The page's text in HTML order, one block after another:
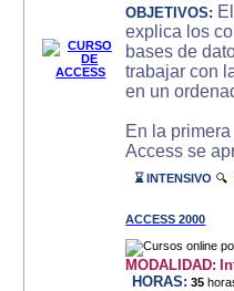
OBJETIVOS:
explica los
bases de
trabajar con
en un
En la
Access se
⌛ INTENSIVO
ACCESS 2000
MODALIDAD:
HORAS: 35